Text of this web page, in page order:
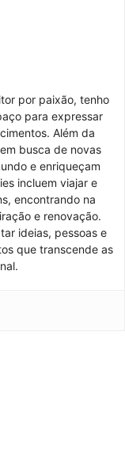
por paixão, tenho
para expressar
Além da
busca de novas
e enriqueçam
incluem viajar e
encontrando na
e renovação.
ideias, pessoas e
que transcende as